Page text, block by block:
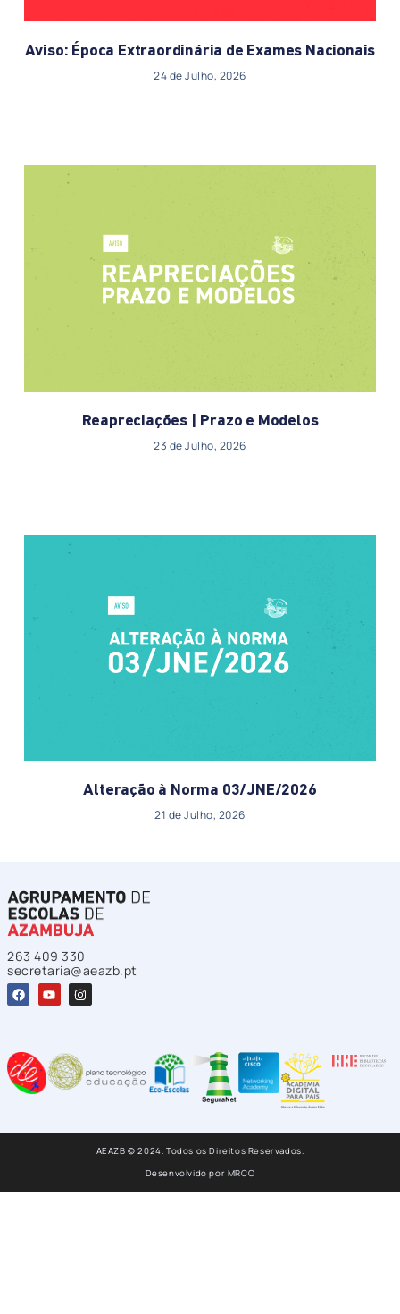
Aviso: Época Extraordinária de Exames Nacionais
24 de Julho, 2026
Reapreciações | Prazo e Modelos
23 de Julho, 2026
Alteração à Norma 03/JNE/2026
21 de Julho, 2026
263 409 330
secretaria@aeazb.pt
AEAZB © 2024. Todos os Direitos Reservados.
Desenvolvido por MRCO